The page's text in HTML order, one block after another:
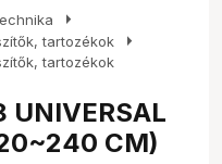
arrow_right
tartozékok arrow_right
tartozékok
CM)